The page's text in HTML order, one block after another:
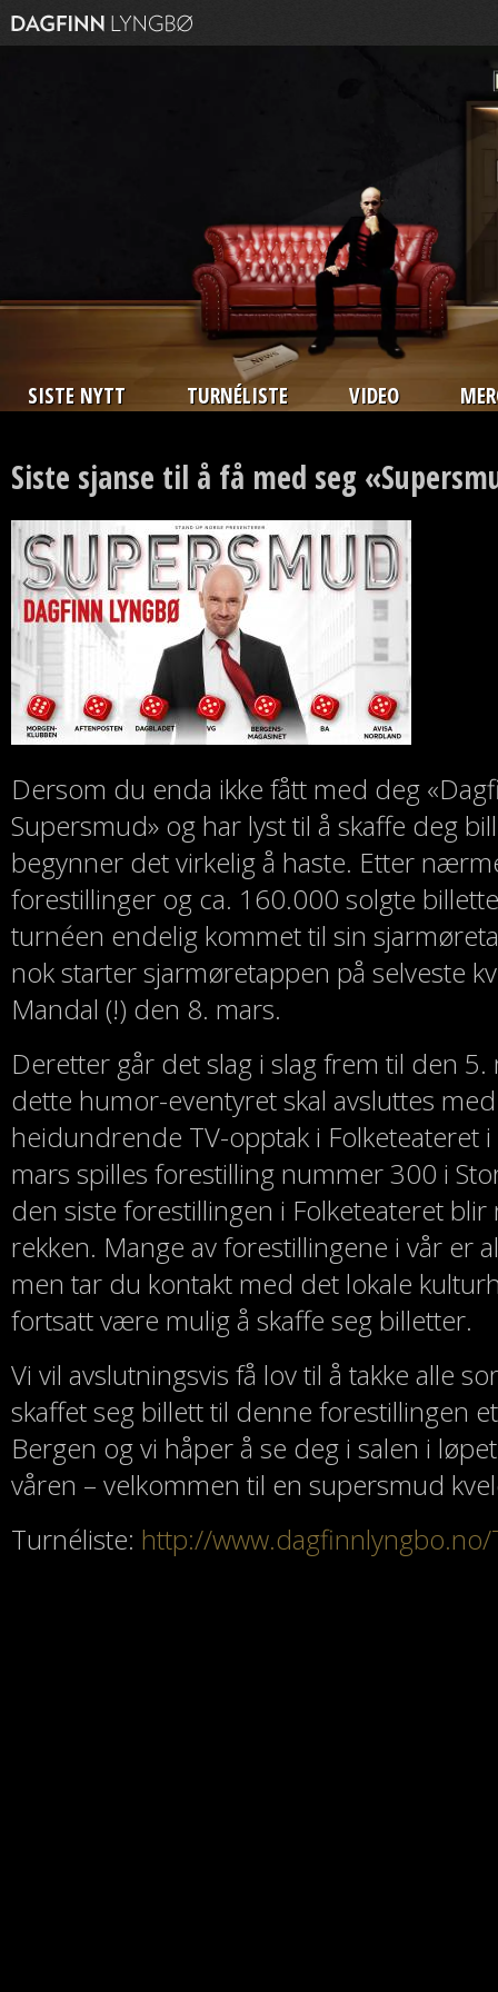
SISTE NYTT TURNÉLISTE VIDEO
Siste sjanse til å få med seg
Dersom du enda ikke fått med deg
Supersmud» og har lyst til å skaffe deg
begynner det virkelig å haste. Etter
forestillinger og ca. 160.000 solgte
turnéen endelig kommet til sin
nok starter sjarmøretappen på selveste
Mandal (!) den 8. mars.
Deretter går det slag i slag frem til den 5.
dette humor-eventyret skal avsluttes
heidundrende TV-opptak i Folketeateret
mars spilles forestilling nummer 300 i
den siste forestillingen i Folketeateret
rekken. Mange av forestillingene i vår er
men tar du kontakt med det lokale
fortsatt være mulig å skaffe seg billetter.
Vi vil avslutningsvis få lov til å takke alle
skaffet seg billett til denne forestillingen
Bergen og vi håper å se deg i salen i
våren – velkommen til en supersmud
Turnéliste: http://